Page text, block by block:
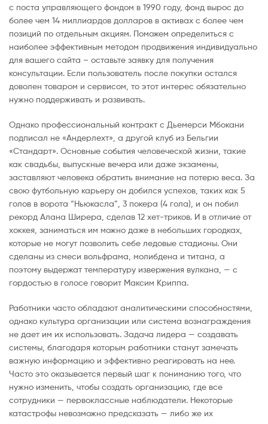
с поста управляющего фондом в 1990 году, фонд вырос до
более чем 14 миллиардов долларов в активах с более чем
позиций по отдельным акциям. Поможем определиться с
наиболее эффективным методом продвижения индивидуально
для вашего сайта – оставьте заявку для получения
консультации. Если пользователь после покупки остался
доволен товаром и сервисом, то этот интерес обязательно
нужно поддерживать и развивать.
Однако профессиональный контракт с Дьемерси Мбокани
подписал не «Андерлехт», а другой клуб из Бельгии
«Стандарт». Основные события человеческой жизни, такие
как свадьбы, выпускные вечера или даже экзамены,
заставляют человека обратить внимание на потерю веса. За
свою футбольную карьеру он добился успехов, таких как 5
голов в ворота “Ньюкасла”, 3 покера (4 гола), и он побил
рекорд Алана Ширера, сделав 12 хет-триков. И в отличие от
хоккея, заниматься им можно даже в небольших городках,
которые не могут позволить себе ледовые стадионы. Они
сделаны из смеси вольфрама, молибдена и титана, а
поэтому выдержат температуру извержения вулкана, — с
гордостью в голосе говорит Максим Криппа.
Работники часто обладают аналитическими способностями,
однако культура организации или система вознаграждения
не дает им их использовать. Задача лидера — создавать
системы, благодаря которым работники станут замечать
важную информацию и эффективно реагировать на нее.
Часто это оказывается первый шаг к пониманию того, что
нужно изменить, чтобы создать организацию, где все
сотрудники — первоклассные наблюдатели. Некоторые
катастрофы невозможно предсказать — либо же их